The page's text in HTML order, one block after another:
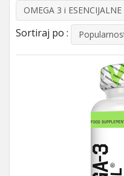
OMEGA 3 i
Sortiraj po :